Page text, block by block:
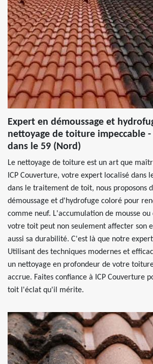
Expert en démoussage et
nettoyage de toiture impeccable -
dans le 59 (Nord)
Le nettoyage de toiture est un art que
ICP Couverture, votre expert localisé dans
dans le traitement de toit, nous proposons
démoussage et d'hydrofuge coloré pour
comme neuf. L'accumulation de mousse
votre toit peut non seulement affecter son
aussi sa durabilité. C'est là que notre
Utilisant des techniques modernes et
un nettoyage en profondeur de votre
accrue. Faites confiance à ICP Couverture
toit l'éclat qu'il mérite.